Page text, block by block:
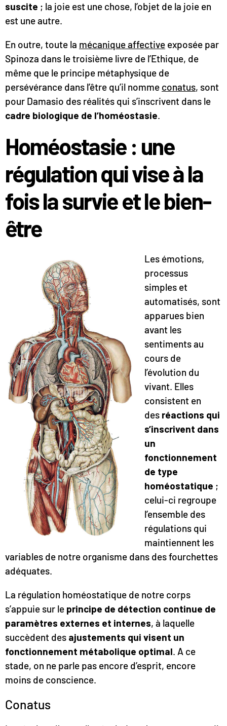
suscite ; la joie est une chose, l’objet de la joie en
est une autre.
En outre, toute la mécanique affective exposée par
Spinoza dans le troisième livre de l’Ethique, de
même que le principe métaphysique de
persévérance dans l’être qu’il nomme conatus, sont
pour Damasio des réalités qui s’inscrivent dans le
cadre biologique de l’homéostasie.
Homéostasie : une
régulation qui vise à la
fois la survie et le bien-
être
Les émotions,
processus
simples et
automatisés, sont
apparues bien
avant les
sentiments au
cours de
l’évolution du
vivant. Elles
consistent en
des réactions qui
s’inscrivent dans
un
fonctionnement
de type
homéostatique ;
celui-ci regroupe
l’ensemble des
régulations qui
maintiennent les
variables de notre organisme dans des fourchettes
adéquates.
La régulation homéostatique de notre corps
s’appuie sur le principe de détection continue de
paramètres externes et internes, à laquelle
succèdent des ajustements qui visent un
fonctionnement métabolique optimal. A ce
stade, on ne parle pas encore d’esprit, encore
moins de conscience.
Conatus